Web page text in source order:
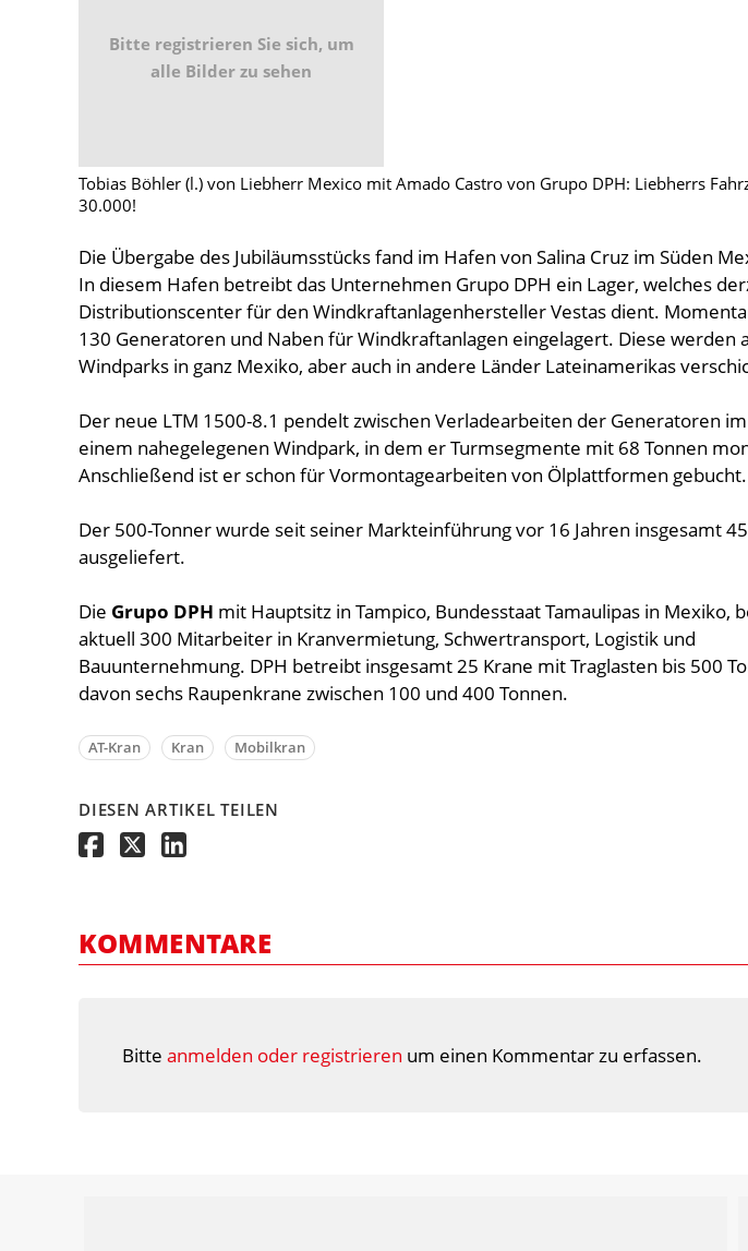
Bitte registrieren Sie sich, um
alle Bilder zu sehen
Tobias Böhler (l.) von Liebherr Mexico mit Amado Castro von Grupo DPH: Liebherrs
30.000!
Die Übergabe des Jubiläumsstücks fand im Hafen von Salina Cruz im Süden
In diesem Hafen betreibt das Unternehmen Grupo DPH ein Lager, welches
Distributionscenter für den Windkraftanlagenhersteller Vestas dient.
130 Generatoren und Naben für Windkraftanlagen eingelagert. Diese werden
Windparks in ganz Mexiko, aber auch in andere Länder Lateinamerikas
Der neue LTM 1500-8.1 pendelt zwischen Verladearbeiten der Generatoren
einem nahegelegenen Windpark, in dem er Turmsegmente mit 68 Tonnen
Anschließend ist er schon für Vormontagearbeiten von Ölplattformen gebucht.
Der 500-Tonner wurde seit seiner Markteinführung vor 16 Jahren insgesamt
ausgeliefert.
Die Grupo DPH mit Hauptsitz in Tampico, Bundesstaat Tamaulipas in Mexiko,
aktuell 300 Mitarbeiter in Kranvermietung, Schwertransport, Logistik und
Bauunternehmung. DPH betreibt insgesamt 25 Krane mit Traglasten bis 500
davon sechs Raupenkrane zwischen 100 und 400 Tonnen.
AT-Kran Kran Mobilkran
DIESEN ARTIKEL TEILEN
KOMMENTARE
Bitte anmelden oder registrieren um einen Kommentar zu erfassen.